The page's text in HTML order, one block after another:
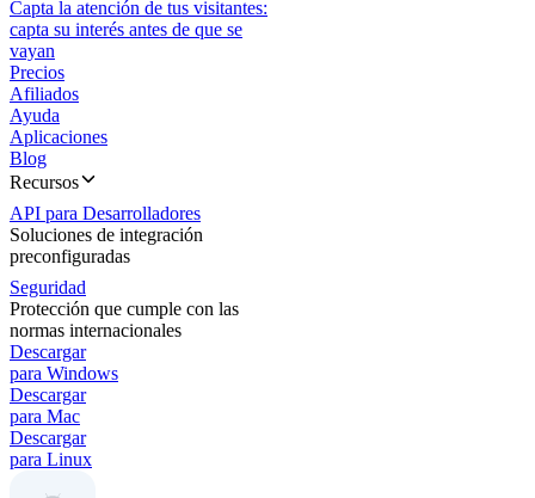
Capta la atención de tus visitantes:
capta su interés antes de que se
vayan
Precios
Afiliados
Ayuda
Aplicaciones
Blog
Recursos
API para Desarrolladores
Soluciones de integración
preconfiguradas
Seguridad
Protección que cumple con las
normas internacionales
Descargar
para Windows
Descargar
para Mac
Descargar
para Linux